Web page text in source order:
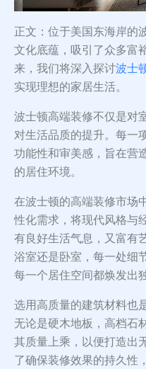
正文：位于美国东海岸的
文化底蕴，吸引了众多富
来，我们将深入探讨波士
实现理想的家居生活。
波士顿高端装修不仅是对
对生活品质的提升。每一
功能性和审美感，旨在营
的居住环境。
在波士顿的高端装修市场
性化需求，将现代风格与
有良好生活气息，又富有
浴室还是卧室，每一处细
每一个居住空间都焕发出
选用高质量的建筑材料也
无论是硬木地板，高档石
其质量上乘，以便打造出
了确保装修效果的持久性